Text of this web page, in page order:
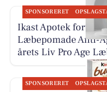
SPONSORERET
Ikast Apotek
Læbepomade Anti-
årets Liv Pro Age
SPONSORERET